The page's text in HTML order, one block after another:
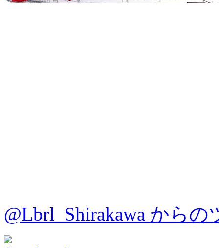
@Lbrl_Shirakawa からの